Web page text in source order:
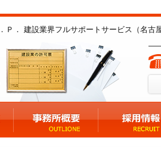
． 建設業界フルサポートサービス（名古